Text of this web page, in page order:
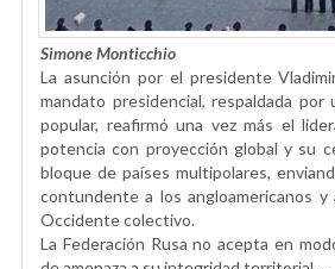
Simone Monticchio
La asunción por el presidente
mandato presidencial, respaldada por
popular, reafirmó una vez más el
potencia con proyección global y su
bloque de países multipolares,
contundente a los angloamericanos
Occidente colectivo.
La Federación Rusa no acepta en